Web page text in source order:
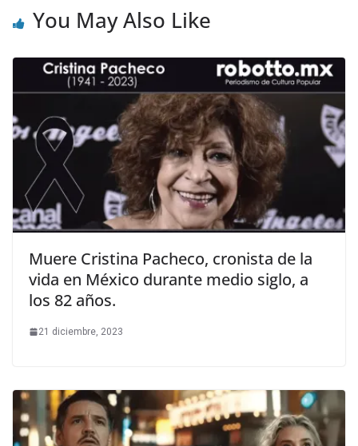
You May Also Like
Muere Cristina Pacheco, cronista de la
vida en México durante medio siglo, a
los 82 años.
21 diciembre, 2023